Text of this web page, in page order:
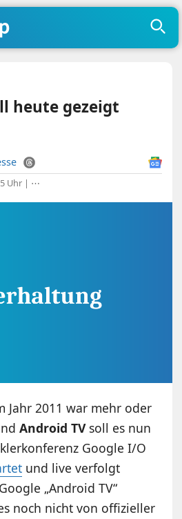
heute gezeigt
Uhr | ⋯
Jahr 2011 war mehr oder
Android TVsoll es nun
Google I/O
und live verfolgt
„Android TV“
noch nicht von offizieller